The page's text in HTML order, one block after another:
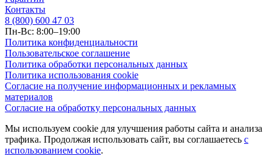
Контакты
8 (800) 600 47 03
Пн-Вс: 8:00–19:00
Политика конфиденциальности
Пользовательское соглашение
Политика обработки персональных данных
Политика использования cookie
Согласие на получение информационных и рекламных
материалов
Согласие на обработку персональных данных
Мы используем cookie для улучшения работы сайта и анализа
трафика. Продолжая использовать сайт, вы соглашаетесь с
использованием cookie.